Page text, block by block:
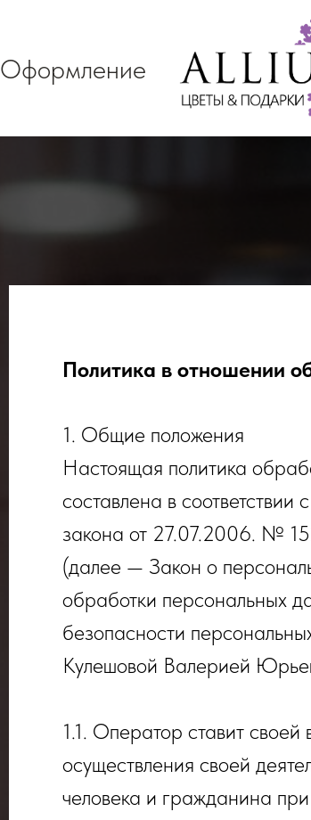
Оформление
Политика в отношении
1. Общие положения
Настоящая политика
составлена в
закона от 27.07.2006. №
(далее — Закон о
обработки персональных
безопасности
Кулешовой Валерией
1.1. Оператор ставит
осуществления своей
человека и гражданина